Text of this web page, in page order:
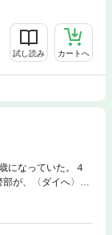
試し読み カートへ
になっていた。４
が、〈ダイへ〉と
賀芙美が、そのメ
女子大生・あゆみ
相談される。ダイ